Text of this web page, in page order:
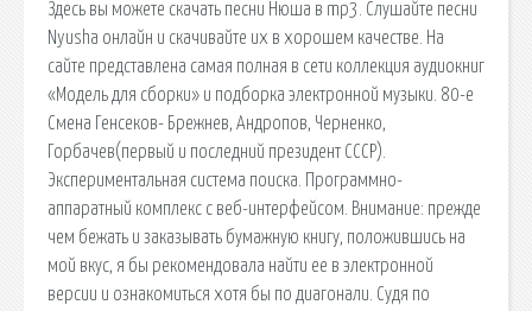
Здесь вы можете скачать песни Нюша в mp3. Слушайте песни
Nyusha онлайн и скачивайте их в хорошем качестве. На
сайте представлена самая полная в сети коллекция аудиокниг
«Модель для сборки» и подборка электронной музыки. 80-е
Смена Генсеков- Брежнев, Андропов, Черненко,
Горбачев(первый и последний президент СССР).
Экспериментальная система поиска. Программно-
аппаратный комплекс с веб-интерфейсом. Внимание: прежде
чем бежать и заказывать бумажную книгу, положившись на
мой вкус, я бы рекомендовала найти ее в электронной
версии и ознакомиться хотя бы по диагонали. Судя по